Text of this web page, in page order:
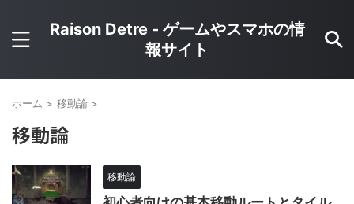
Raison Detre - ゲームやスマホの情
報サイト
ホーム > 移動論 >
移動論
移動論